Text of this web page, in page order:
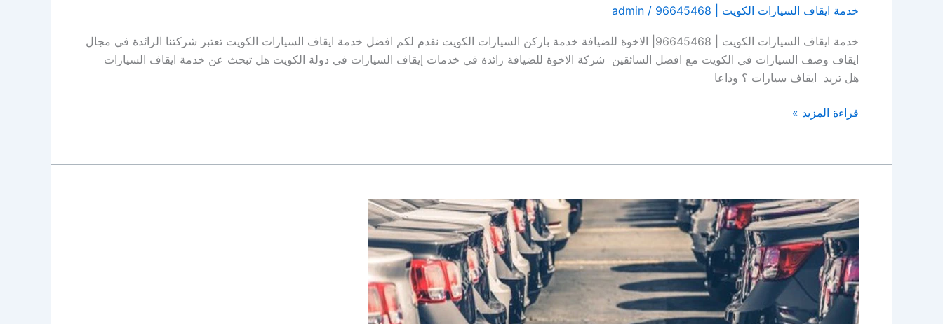
خدمة ايقاف السيارات الكويت | 96645468 /
admin
خدمة ايقاف السيارات الكويت | 96645468| الاخوة للضيافة خدمة باركن السيارات الكويت نقدم لكم افضل خدمة ايقاف السيارات الكويت تعتبر شركتنا الرائدة في مجال
ايقاف وصف السيارات في الكويت مع افضل السائقين شركة الاخوة للضيافة رائدة في خدمات إيقاف السيارات في دولة الكويت هل تبحث عن خدمة ايقاف السيارات
هل تريد ايقاف سيارات ؟ وداعا
قراءة المزيد »
خدمة
ايقاف
السيارات
الكويت
|
الاخوة